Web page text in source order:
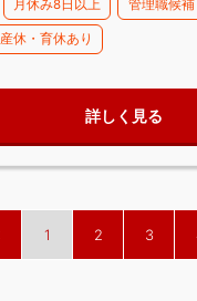
月休み8日以上 管理職候補
産休・育休あり
詳しく見る
1 2 3